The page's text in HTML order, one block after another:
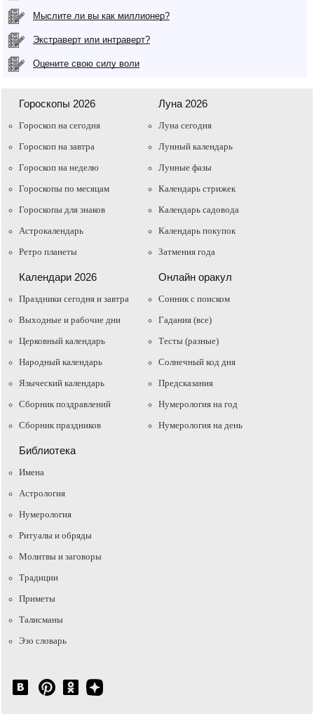
Мыслите ли вы как миллионер?
Экстраверт или интраверт?
Оцените свою силу воли
Гороскопы 2026
Гороскоп на сегодня
Гороскоп на завтра
Гороскоп на неделю
Гороскопы по месяцам
Гороскопы для знаков
Астрокалендарь
Ретро планеты
Луна 2026
Луна сегодня
Лунный календарь
Лунные фазы
Календарь стрижек
Календарь садовода
Календарь покупок
Затмения года
Календари 2026
Праздники сегодня и завтра
Выходные и рабочие дни
Церковный календарь
Народный календарь
Языческий календарь
Сборник поздравлений
Сборник праздников
Онлайн оракул
Cонник с поиском
Гадания (все)
Тесты (разные)
Солнечный код дня
Предсказания
Нумерология на год
Нумерология на день
Библиотека
Имена
Астрология
Нумерология
Ритуалы и обряды
Молитвы и заговоры
Традиции
Приметы
Талисманы
Эзо словарь